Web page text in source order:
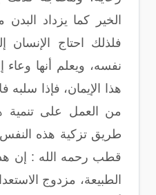
الخير كما يزداد
فلذلك احتاج
نفسه، ويعلم أنها وعاء
هذا الإيمان، فإذا سلبه
من العمل على تنمية
قطب رحمه الله : إن
الطبيعة، مزدوج